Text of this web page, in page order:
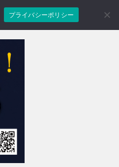
プライバシーポリシー